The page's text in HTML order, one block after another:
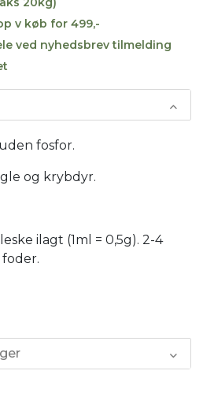
v køb for 499,-
ved nyhedsbrev tilmelding
fosfor.
og krybdyr.
ilagt (1ml = 0,5g). 2-4